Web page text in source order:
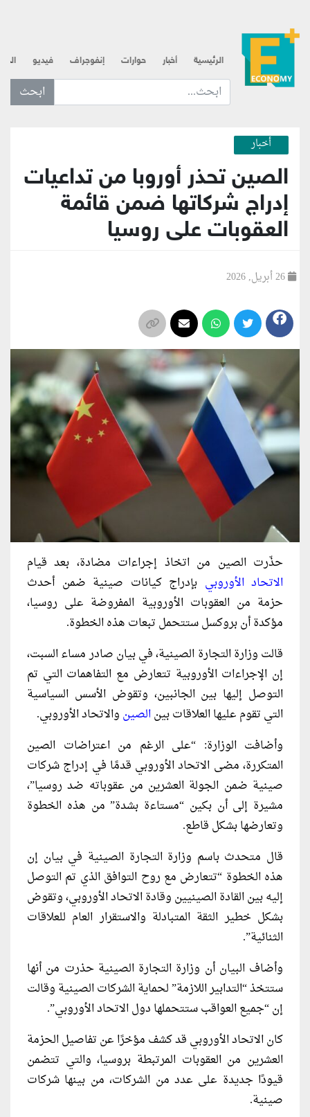
الرئيسية أخبار حوارات إنفوجراف فيديو
ابحث عن... :
أخبار
الصين تحذر أوروبا من تداعيات
إدراج شركاتها ضمن قائمة
العقوبات على روسيا
حذّرت الصين من اتخاذ إجراءات مضادة، بعد قيام
الاتحاد الأوروبي بإدراج كيانات صينية ضمن أحدث
حزمة من العقوبات الأوروبية المفروضة على روسيا،
مؤكدة أن بروكسل ستتحمل تبعات هذه الخطوة.
قالت وزارة التجارة الصينية، في بيان صادر مساء السبت،
إن الإجراءات الأوروبية تتعارض مع التفاهمات التي تم
التوصل إليها بين الجانبين، وتقوض الأسس السياسية
التي تقوم عليها العلاقات بينالصين والاتحاد الأوروبي.
وأضافت الوزارة: “على الرغم من اعتراضات الصين
المتكررة، مضى الاتحاد الأوروبي قدمًا في إدراج شركات
صينية ضمن الجولة العشرين من عقوباته ضد روسيا”،
مشيرة إلى أن بكين “مستاءة بشدة” من هذه الخطوة
وتعارضها بشكل قاطع.
قال متحدث باسم وزارة التجارة الصينية في بيان إن
هذه الخطوة “تتعارض مع روح التوافق الذي تم التوصل
إليه بين القادة الصينيين وقادة الاتحاد الأوروبي، وتقوض
بشكل خطير الثقة المتبادلة والاستقرار العام للعلاقات
الثنائية”.
وأضاف البيان أن وزارة التجارة الصينية حذرت من أنها
ستتخذ “التدابير اللازمة” لحماية الشركات الصينية وقالت
إن “جميع العواقب ستتحملها دول الاتحاد الأوروبي”.
كان الاتحاد الأوروبي قد كشف مؤخرًا عن تفاصيل الحزمة
العشرين من العقوبات المرتبطة بروسيا، والتي تتضمن
قيودًا جديدة على عدد من الشركات، من بينها شركات
صينية.